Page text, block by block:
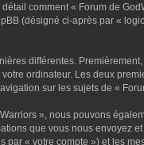
comment « Forum de
(désigné ci-après par «
différentes.
ordinateur. Les deux
sur les sujets de «
», nous pouvons
que vous nous envoyez
par « votre compte ») et les